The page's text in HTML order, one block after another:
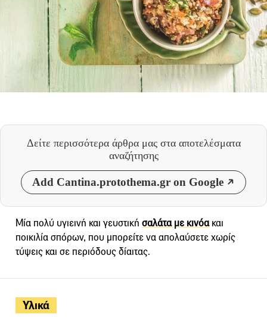
Δείτε περισσότερα άρθρα μας στα αποτελέσματα
αναζήτησης
Add Cantina.protothema.gr on Google
Υλικά
Μία πολύ υγιεινή και γευστική σαλάτα με κινόακαι
ποικιλία σπόρων, που μπορείτε να απολαύσετε χωρίς
τύψεις και σε περιόδους δίαιτας.